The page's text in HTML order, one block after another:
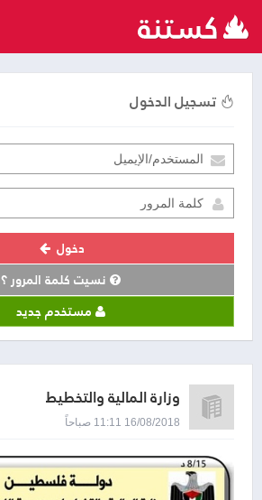
تسجيل الدخول
دخول
نسيت كلمة المرور ؟
مستخدم جديد
وزارة المالية والتخطيط
16/08/2018 11:11 صباحاً